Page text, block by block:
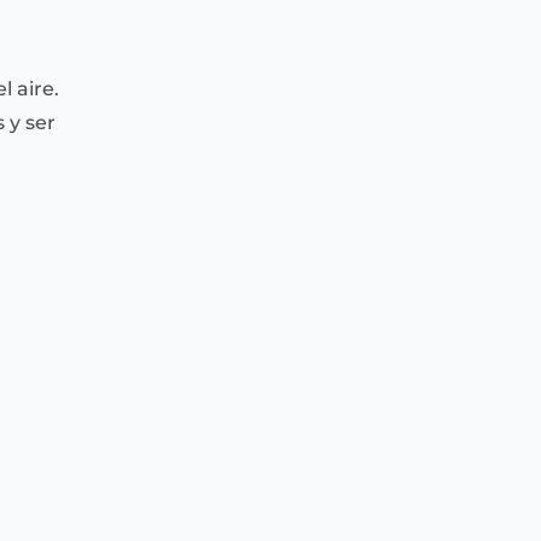
aire.
y ser